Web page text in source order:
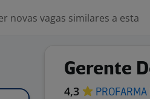
novas vagas similares a esta
Gerente
4,3